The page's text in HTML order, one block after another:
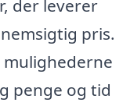
der leverer
pris.
mulighederne
penge og tid